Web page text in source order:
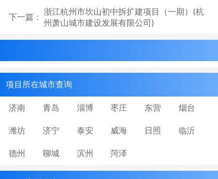
下一篇：
浙江杭州市坎山初中拆扩建项目（一期）(杭
州萧山城市建设发展有限公司)
项目所在城市查询
济南 青岛 淄博 枣庄 东营 烟台
潍坊 济宁 泰安 威海 日照 临沂
德州 聊城 滨州 菏泽